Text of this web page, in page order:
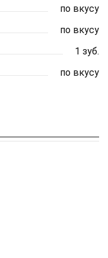
по вкусу
по вкусу
1 зуб.
по вкусу